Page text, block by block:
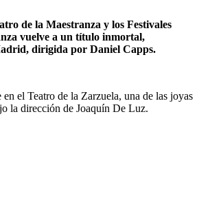
de la Maestranza y los Festivales
vuelve a un título inmortal,
dirigida por Daniel Capps.
el Teatro de la Zarzuela, una de las joyas
la dirección de Joaquín De Luz.